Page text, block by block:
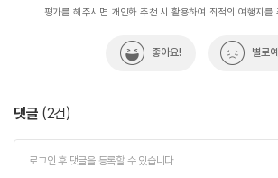
평가를 해주시면 개인화 추천 시 활용하여 최적의 여행지를
좋아요! 별로
댓글 (2건)